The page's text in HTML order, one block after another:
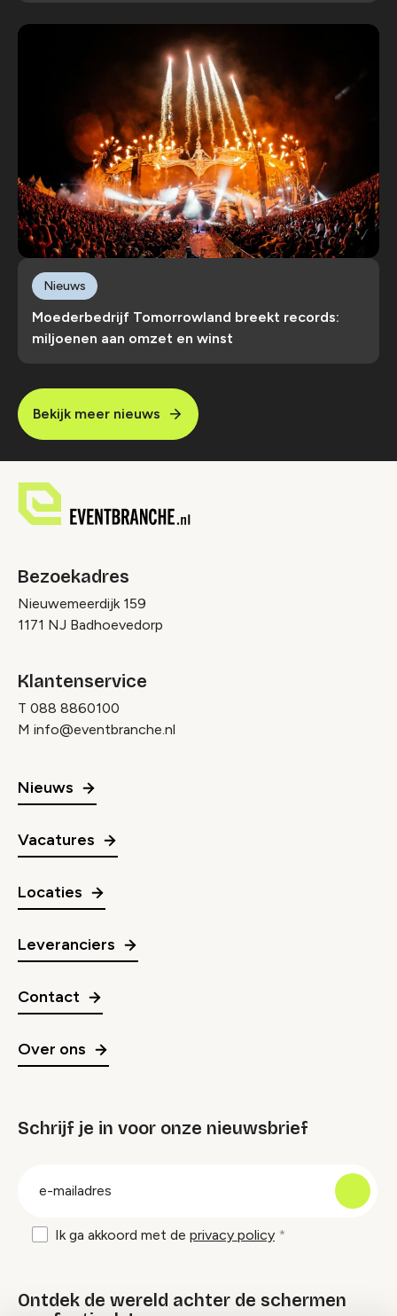
Moederbedrijf Tomorrowland breekt records:
miljoenen aan omzet en winst
Nieuws
Bekijk meer nieuws
Bezoekadres
Nieuwemeerdijk 159
1171 NJ Badhoevedorp
Klantenservice
T 088 8860100
M info@eventbranche.nl
Nieuws
Vacatures
Locaties
Leveranciers
Contact
Over ons
Schrijf je in voor onze nieuwsbrief
Ik ga akkoord met de privacy policy
Ontdek de wereld achter de schermen